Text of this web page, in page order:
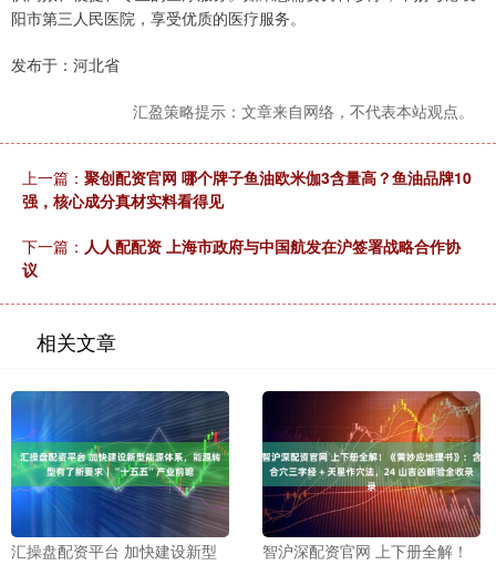
阳市第三人民医院，享受优质的医疗服务。
发布于：河北省
汇盈策略提示：文章来自网络，不代表本站观点。
上一篇： 聚创配资官网 哪个牌子鱼油欧米伽3含量高？鱼油品牌10
强，核心成分真材实料看得见
下一篇： 人人配配资 上海市政府与中国航发在沪签署战略合作协
议
相关文章
汇操盘配资平台 加快建设新型
智沪深配资官网 上下册全解！